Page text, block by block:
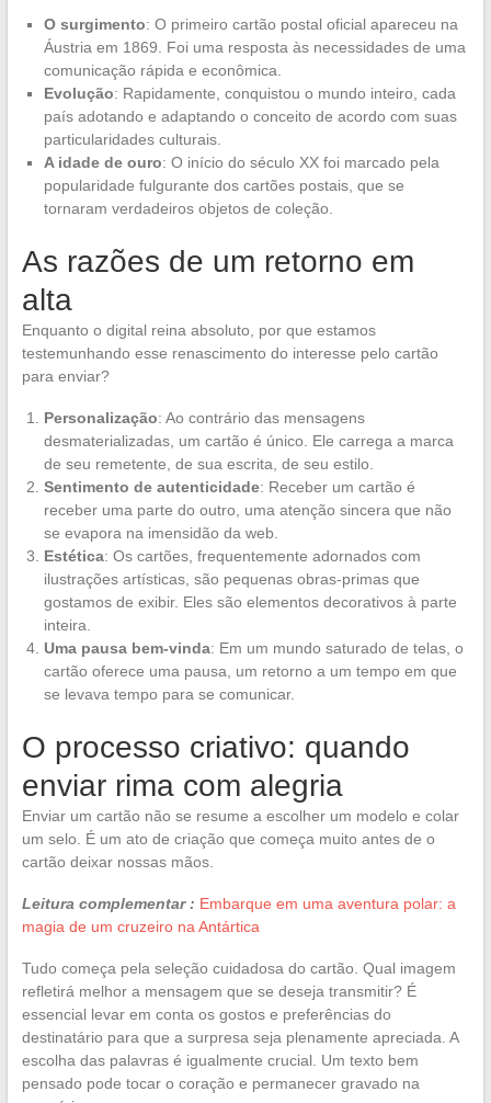
O surgimento: O primeiro cartão postal oficial apareceu na
Áustria em 1869. Foi uma resposta às necessidades de uma
comunicação rápida e econômica.
Evolução: Rapidamente, conquistou o mundo inteiro, cada
país adotando e adaptando o conceito de acordo com suas
particularidades culturais.
A idade de ouro: O início do século XX foi marcado pela
popularidade fulgurante dos cartões postais, que se
tornaram verdadeiros objetos de coleção.
As razões de um retorno em
alta
Enquanto o digital reina absoluto, por que estamos
testemunhando esse renascimento do interesse pelo cartão
para enviar?
Personalização: Ao contrário das mensagens
desmaterializadas, um cartão é único. Ele carrega a marca
de seu remetente, de sua escrita, de seu estilo.
Sentimento de autenticidade: Receber um cartão é
receber uma parte do outro, uma atenção sincera que não
se evapora na imensidão da web.
Estética: Os cartões, frequentemente adornados com
ilustrações artísticas, são pequenas obras-primas que
gostamos de exibir. Eles são elementos decorativos à parte
inteira.
Uma pausa bem-vinda: Em um mundo saturado de telas, o
cartão oferece uma pausa, um retorno a um tempo em que
se levava tempo para se comunicar.
O processo criativo: quando
enviar rima com alegria
Enviar um cartão não se resume a escolher um modelo e colar
um selo. É um ato de criação que começa muito antes de o
cartão deixar nossas mãos.
Leitura complementar : Embarque em uma aventura polar: a
magia de um cruzeiro na Antártica
Tudo começa pela seleção cuidadosa do cartão. Qual imagem
refletirá melhor a mensagem que se deseja transmitir? É
essencial levar em conta os gostos e preferências do
destinatário para que a surpresa seja plenamente apreciada. A
escolha das palavras é igualmente crucial. Um texto bem
pensado pode tocar o coração e permanecer gravado na